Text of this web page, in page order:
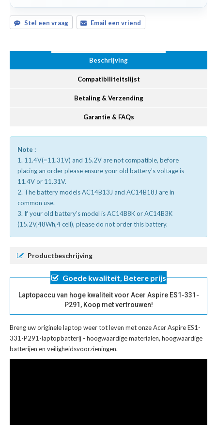
Stel een vraag Email een vriend
Beschrijving
Compatibiliteitslijst
Betaling & Verzending
Garantie & FAQs
Note :
1. 11.4V(=11.31V) and 15.2V are not compatible, before
placing an order please ensure your old battery's voltage is
11.4V or 11.31V.
2. The battery models AC14B13J and AC14B18J are in
common use.
3. If your old battery's model is AC14B8K or AC14B3K
(15.2V,48Wh,4 cell), please do not order this battery.
Productbeschrijving
Goede kwaliteit, Betere prijs
Laptopaccu van hoge kwaliteit voor Acer Aspire ES1-331-
P291, Koop met vertrouwen!
Breng uw originele laptop weer tot leven met onzeAcer Aspire ES1-
331-P291-laptopbatterij - hoogwaardige materialen, hoogwaardige
batterijen en veiligheidsvoorzieningen.